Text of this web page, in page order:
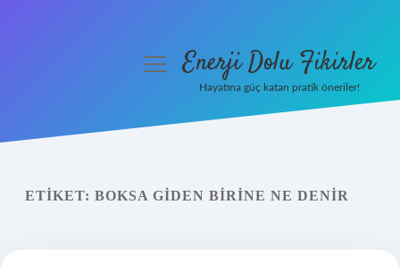
Yasal Uyarı
menüyüEnerji Dolu Fikirler
Hayatına güç katan pratik öneriler!
ETIKET: BOKSA GIDEN BIRINE NE DENIR